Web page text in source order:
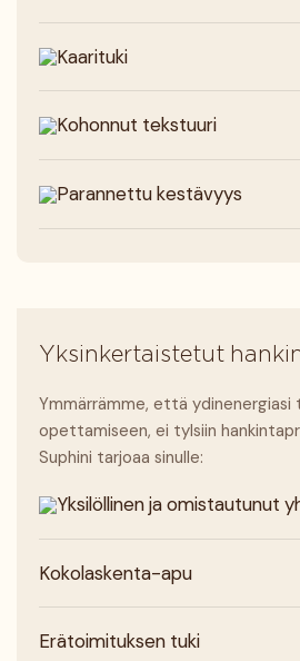
Kaarituki
Kohonnut tekstuuri
Parannettu kestävyys
Yksinkertaistetut
Ymmärrämme, että ydinenergiasi
opettamiseen, ei tylsiin
Suphini tarjoaa sinulle:
Yksilöllinen ja omistautunut
Kokolaskenta-apu
Erätoimituksen tuki